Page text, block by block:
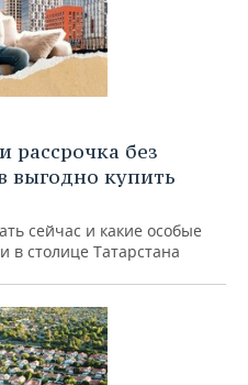
рассрочка без
выгодно купить
сейчас и какие особые
в столице Татарстана